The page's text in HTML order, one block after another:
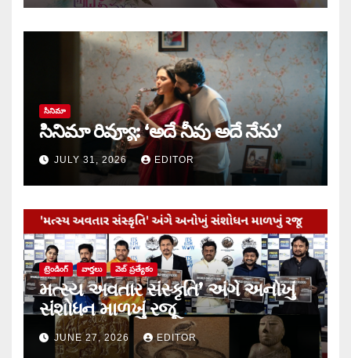
సినిమా
సినిమా రివ్యూ: ‘అదే నీవు అదే నేను’
JULY 31, 2026 EDITOR
ట్రెండింగ్ వార్త‌లు వెబ్ ప్రత్యేకం
મત્સ્ય અવતાર સંસ્કૃતિ’ અંગે અનોખું
સંશોધન માળખું રજૂ
JUNE 27, 2026 EDITOR